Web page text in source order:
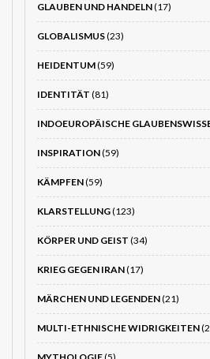
GLAUBEN UND HANDELN(17)
GLOBALISMUS(23)
HEIDENTUM(59)
IDENTITÄT (81)
INDOEUROPÄISCHE
INSPIRATION(59)
KÄMPFEN(59)
KLARSTELLUNG(123)
KÖRPER UND GEIST (34)
KRIEG GEGEN IRAN(17)
MÄRCHEN UND LEGENDEN(21)
MULTI-ETHNISCHE WIDRIGKEITEN